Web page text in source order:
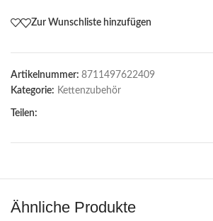
Zur Wunschliste hinzufügen
Artikelnummer: 8711497622409
Kategorie: Kettenzubehör
Teilen:
Ähnliche Produkte